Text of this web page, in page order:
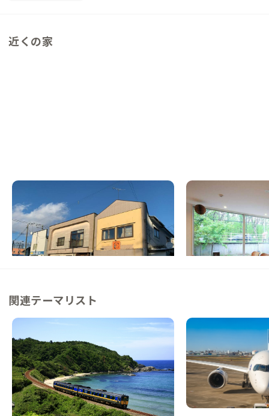
近くの家
北海道 ゲストハウス
【世界三大夕日の幣舞橋近く】港町・釧路で
景色と食を味わう暮らし
この家からの距離 106km
帯広B邸
北海道 シェアハウス
【バス停目の前】農
が広がるシェアハウ
この家からの距離 165km
関連テーマリスト